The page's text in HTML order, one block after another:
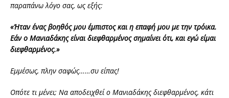
παραπάνω λόγο σας, ως εξής:
«Ήταν ένας βοηθός μου έμπιστος και η επαφή μου με την τρόικα.
Εάν ο Μανιαδάκης είναι διεφθαρμένος σημαίνει ότι, και εγώ είμαι
διεφθαρμένος.»
Εμμέσως, πλην σαφώς……συ είπας!
Οπότε τι μένει; Να αποδειχθεί ο Μανιαδάκης διεφθαρμένος, κάτι